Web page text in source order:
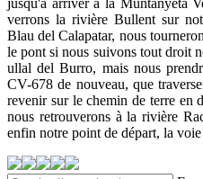
verrons la rivière Bullent sur
Blau del Calapatar, nous
le pont si nous suivons tout droit
ullal del Burro, mais nous
CV-678 de nouveau, que
revenir sur le chemin de terre en
nous retrouverons à la rivière
enfin notre point de départ, la